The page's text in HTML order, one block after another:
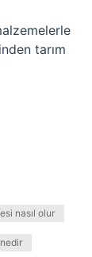
tarım
nasıl olur